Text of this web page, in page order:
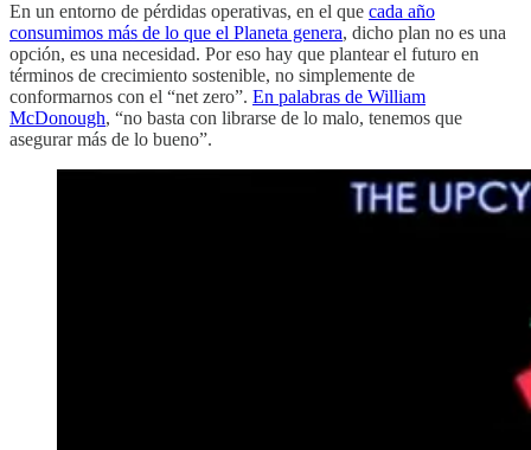
En un entorno de pérdidas operativas, en el que cada año
consumimos más de lo que el Planeta genera, dicho plan no es una
opción, es una necesidad. Por eso hay que plantear el futuro en
términos de crecimiento sostenible, no simplemente de
conformarnos con el “net zero”. En palabras de William
McDonough, “no basta con librarse de lo malo, tenemos que
asegurar más de lo bueno”.